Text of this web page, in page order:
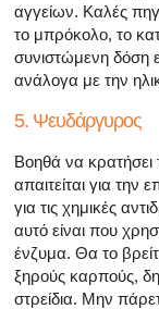
αγγείων. Καλές
το μπρόκολο, το
συνιστώμενη δόση
ανάλογα με την
5. Ψευδάργυρος
Βοηθά να κρατήσει
απαιτείται για
για τις χημικές
αυτό είναι που
ένζυμα. Θα το
ξηρούς καρπούς,
στρείδια. Μην